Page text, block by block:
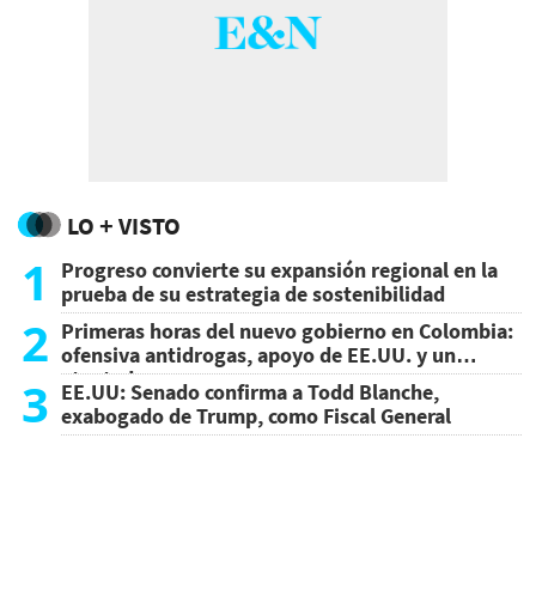
LO + VISTO
1
Progreso convierte su expansión regional en la
prueba de su estrategia de sostenibilidad
2 Primeras horas del nuevo gobierno en Colombia:
ofensiva antidrogas, apoyo de EE.UU. y un
atentado
3 EE.UU: Senado confirma a Todd Blanche,
exabogado de Trump, como Fiscal General